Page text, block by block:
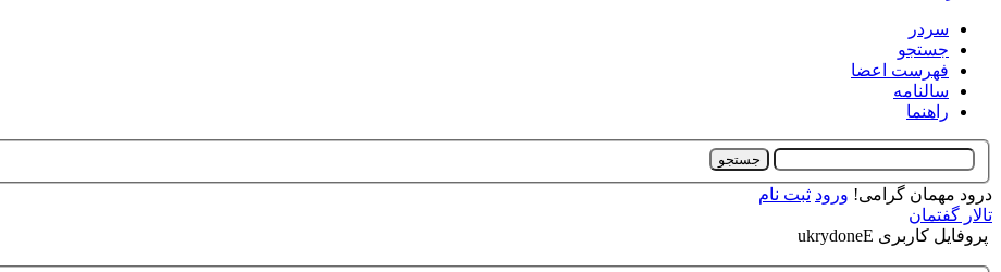
سردر
جستجو
فهرست اعضا
سالنامه
راهنما
درود مهمان گرامی! ورود ثبت نام
تالار گفتمان
پروفایل کاربری ukrydoneE